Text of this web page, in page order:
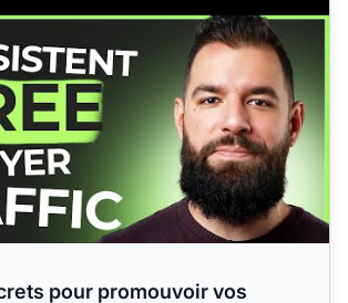
pour promouvoir vos